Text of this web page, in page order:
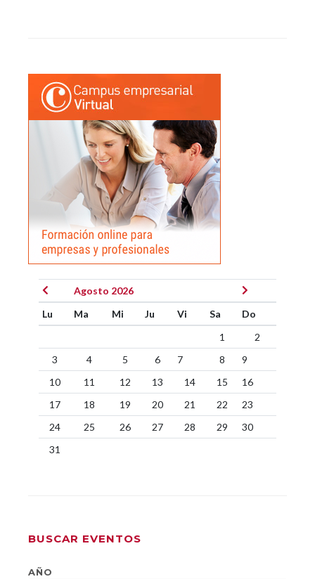
Agosto 2026
Lu
Ma Mi Ju Vi Sa
Do
1
2
3
4 5 6 7 8
9
10
11 12 13 14 15
16
17
18 19 20 21 22
23
24
25 26 27 28 29
30
31
BUSCAR EVENTOS
AÑO